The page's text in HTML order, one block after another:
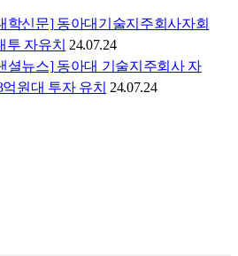
학신문] 동아대기술지주회사자회
투 자유치 24.07.24
셜뉴스] 동아대 기술지주회사 자
원대 투자 유치 24.07.24